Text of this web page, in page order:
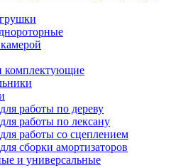
комплектующие
работы по дереву
работы по лексану
работы со сцеплением
сборки амортизаторов
и универсальные